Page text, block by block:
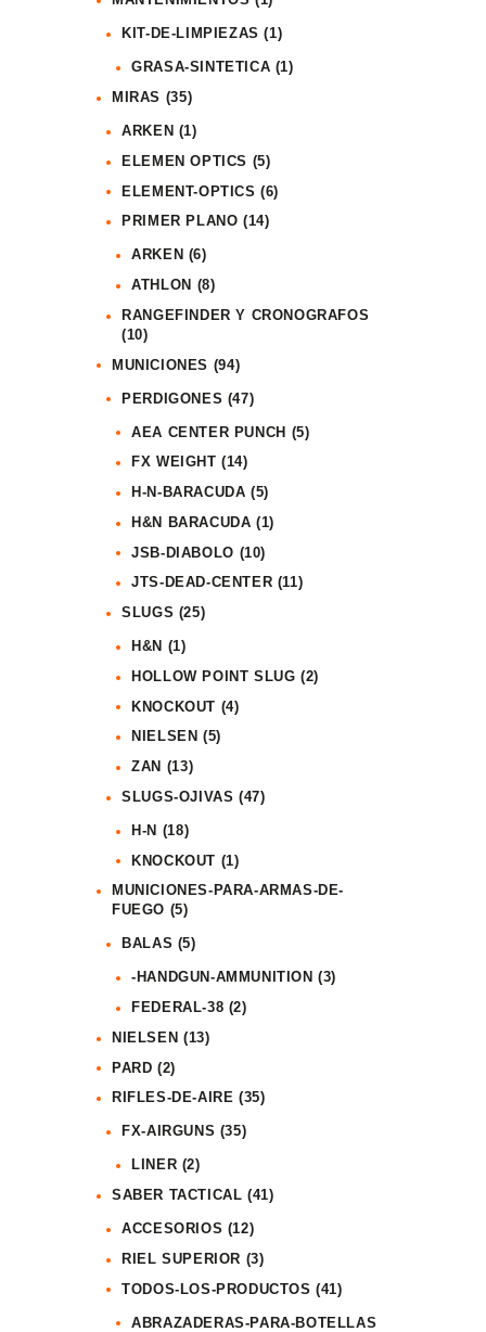
KIT-DE-LIMPIEZAS (1)
GRASA-SINTETICA (1)
MIRAS (35)
ARKEN (1)
ELEMEN OPTICS (5)
ELEMENT-OPTICS (6)
PRIMER PLANO (14)
ARKEN (6)
ATHLON (8)
RANGEFINDER Y CRONOGRAFOS
(10)
MUNICIONES (94)
PERDIGONES (47)
AEA CENTER PUNCH (5)
FX WEIGHT (14)
H-N-BARACUDA (5)
H&N BARACUDA (1)
JSB-DIABOLO (10)
JTS-DEAD-CENTER (11)
SLUGS (25)
H&N (1)
HOLLOW POINT SLUG (2)
KNOCKOUT (4)
NIELSEN (5)
ZAN (13)
SLUGS-OJIVAS (47)
H-N (18)
KNOCKOUT (1)
MUNICIONES-PARA-ARMAS-DE-
FUEGO (5)
BALAS (5)
-HANDGUN-AMMUNITION (3)
FEDERAL-38 (2)
NIELSEN (13)
PARD (2)
RIFLES-DE-AIRE (35)
FX-AIRGUNS (35)
LINER (2)
SABER TACTICAL (41)
ACCESORIOS (12)
RIEL SUPERIOR (3)
TODOS-LOS-PRODUCTOS (41)
ABRAZADERAS-PARA-BOTELLAS